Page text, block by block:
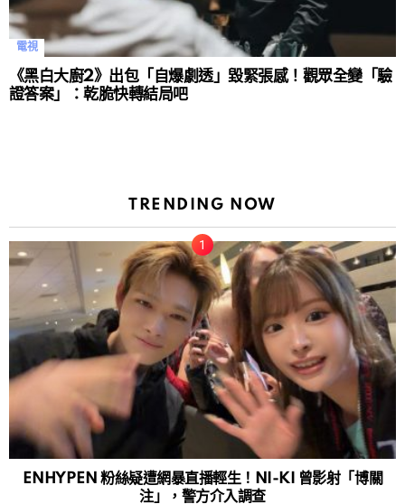
電視
《黑白大廚2》出包「自爆劇透」毀緊張感！觀眾全變「驗
證答案」：乾脆快轉結局吧
TRENDING NOW
ENHYPEN 粉絲疑遭網暴直播輕生！NI-KI 曾影射「博關
注」，警方介入調查